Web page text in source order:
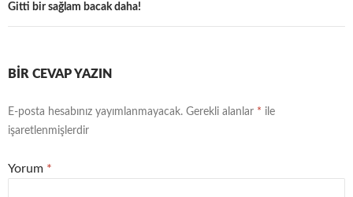
Gitti bir sağlam bacak daha!
BIR CEVAP YAZIN
E-posta hesabınız yayımlanmayacak. Gerekli alanlar * ile
işaretlenmişlerdir
Yorum *